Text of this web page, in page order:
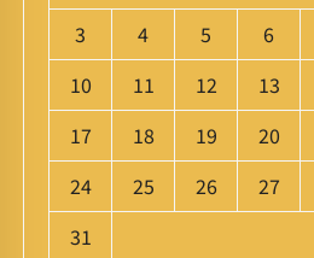
3
4 5 6
10
11 12 13
17
18 19 20
24
25 26 27
31